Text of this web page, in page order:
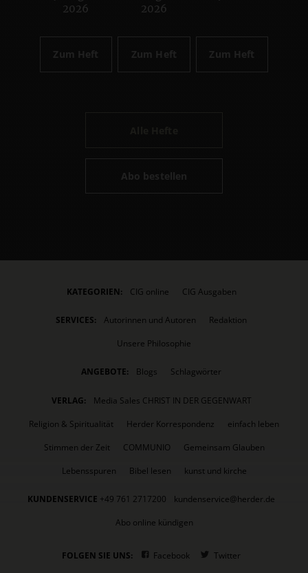
2026
Zum Heft
2026
Zum Heft Zum Heft
Abo bestellen
KATEGORIEN: CIG online CIG Ausgaben
SERVICES: Autorinnen und Autoren
Redaktion
Unsere Philosophie
ANGEBOTE: Blogs Schlagwörter
VERLAG:
Media Sales CHRIST IN DER GEGENWART
Religion & Spiritualität
Herder Korrespondenz
einfach leben
Stimmen der Zeit
COMMUNIO
Gemeinsam Glauben
Lebensspuren
Bibel lesen kunst und kirche
KUNDENSERVICE +49 761 2717200
kundenservice@herder.de
Abo online kündigen
FOLGEN SIE UNS: Facebook Twitter